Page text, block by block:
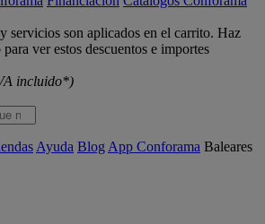
servicios son aplicados en el carrito. Haz
ver estos descuentos e importes
incluido*)
Ayuda Blog App Conforama Baleares